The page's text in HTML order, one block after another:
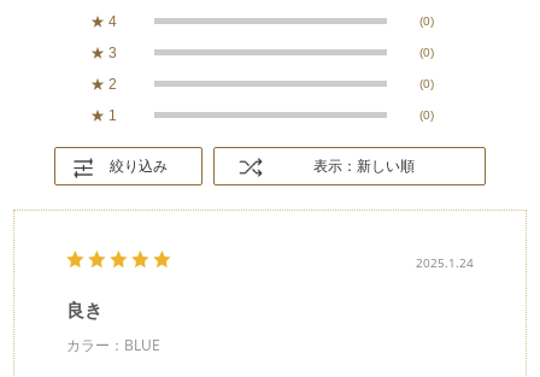
★ 4 (0)
★ 3 (0)
★ 2 (0)
★ 1 (0)
絞り込み 表示：新しい順
2025.1.24
良き
カラー：BLUE